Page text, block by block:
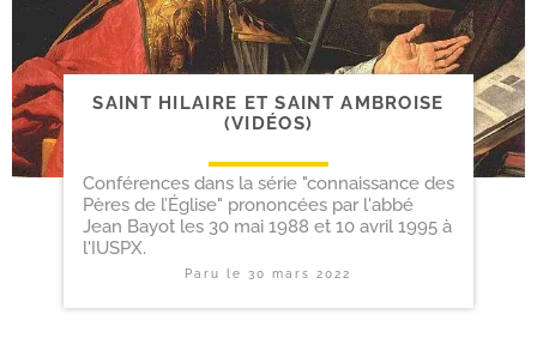
SAINT HILAIRE ET SAINT AMBROISE
(VIDÉOS)
Conférences dans la série "connaissance des
Pères de l’Église" prononcées par l'abbé
Jean Bayot les 30 mai 1988 et 10 avril 1995 à
l'IUSPX.
Paru le30 mars 2022